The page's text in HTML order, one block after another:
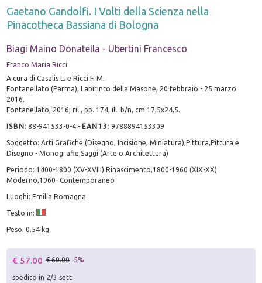
Gaetano Gandolfi. I Volti della Scienza nella
Pinacotheca Bassiana di Bologna
Biagi Maino Donatella - Ubertini Francesco
Franco Maria Ricci
A cura di Casalis L. e Ricci F. M.
Fontanellato (Parma), Labirinto della Masone, 20 febbraio - 25 marzo
2016.
Fontanellato, 2016; ril., pp. 174, ill. b/n, cm 17,5x24,5.
ISBN:88-941533-0-4 - EAN13 :9788894153309
Soggetto: Arti Grafiche (Disegno, Incisione, Miniatura),Pittura,Pittura e
Disegno - Monografie,Saggi (Arte o Architettura)
Periodo: 1400-1800 (XV-XVIII) Rinascimento,1800-1960 (XIX-XX)
Moderno,1960- Contemporaneo
Luoghi: Emilia Romagna
Testo in:
Peso: 0.54 kg
€ 57.00 € 60.00 -5%
spedito in 2/3 sett.